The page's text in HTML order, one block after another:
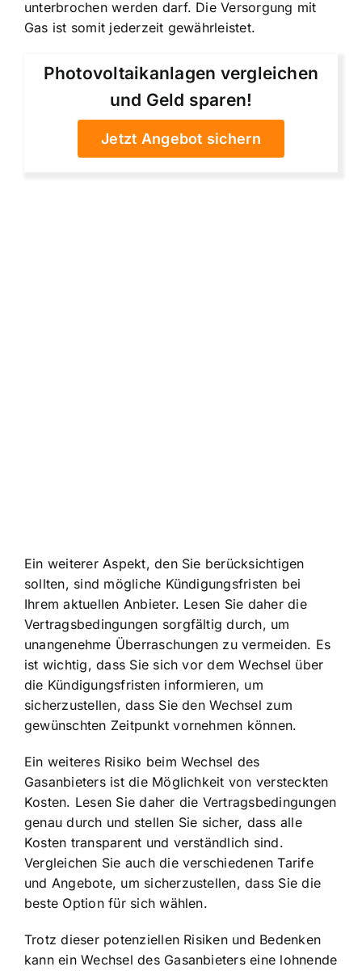
unterbrochen werden darf. Die Versorgung mit
Gas ist somit jederzeit gewährleistet.
Photovoltaikanlagen vergleichen
und Geld sparen!
Jetzt Angebot sichern
Ein weiterer Aspekt, den Sie berücksichtigen
sollten, sind mögliche Kündigungsfristen bei
Ihrem aktuellen Anbieter. Lesen Sie daher die
Vertragsbedingungen sorgfältig durch, um
unangenehme Überraschungen zu vermeiden. Es
ist wichtig, dass Sie sich vor dem Wechsel über
die Kündigungsfristen informieren, um
sicherzustellen, dass Sie den Wechsel zum
gewünschten Zeitpunkt vornehmen können.
Ein weiteres Risiko beim Wechsel des
Gasanbieters ist die Möglichkeit von versteckten
Kosten. Lesen Sie daher die Vertragsbedingungen
genau durch und stellen Sie sicher, dass alle
Kosten transparent und verständlich sind.
Vergleichen Sie auch die verschiedenen Tarife
und Angebote, um sicherzustellen, dass Sie die
beste Option für sich wählen.
Trotz dieser potenziellen Risiken und Bedenken
kann ein Wechsel des Gasanbieters eine lohnende